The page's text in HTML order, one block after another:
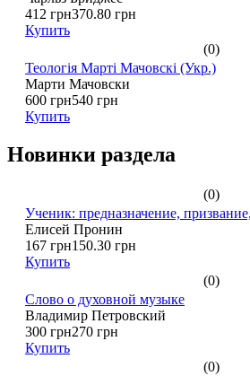
412 грн370.80 грн
Купить
(0)
Теологія Марті Мачовскі (Укр.)
Марти Мачовски
600 грн540 грн
Купить
Новинки раздела
(0)
Ученик: предназначение,
Елисей Пронин
167 грн150.30 грн
Купить
(0)
Слово о духовной музыке
Владимир Петровский
300 грн270 грн
Купить
(0)